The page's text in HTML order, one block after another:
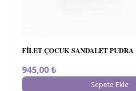
FİLET ÇOCUK SANDALET PUDRA
945,00 ₺
Sepete Ekle